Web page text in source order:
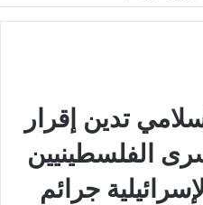
تدين إقرار
الفلسطينيين
جرائم